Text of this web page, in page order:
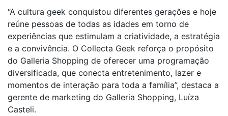
“A cultura geek conquistou diferentes gerações e hoje
reúne pessoas de todas as idades em torno de
experiências que estimulam a criatividade, a estratégia
e a convivência. O Collecta Geek reforça o propósito
do Galleria Shopping de oferecer uma programação
diversificada, que conecta entretenimento, lazer e
momentos de interação para toda a família”, destaca a
gerente de marketing do Galleria Shopping, Luíza
Casteli.